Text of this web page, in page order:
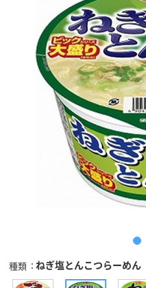
種類 ねぎ塩とんこつらーめん